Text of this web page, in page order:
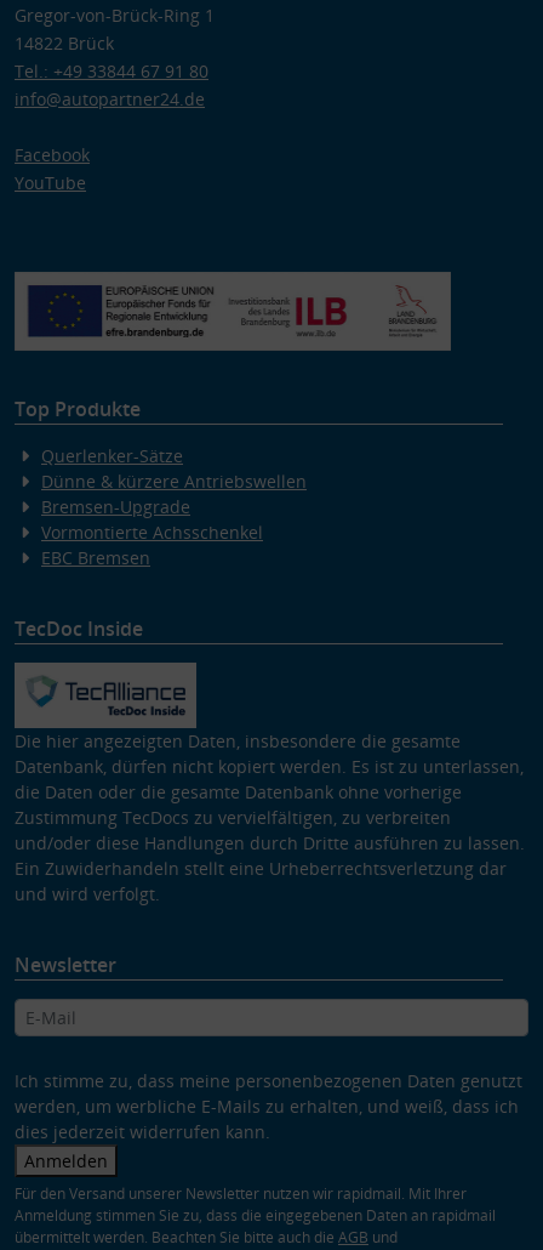
Gregor-von-Brück-Ring 1
14822 Brück
Tel.: +49 33844 67 91 80
info@autopartner24.de
Facebook
YouTube
Top Produkte
Querlenker-Sätze
Dünne & kürzere Antriebswellen
Bremsen-Upgrade
Vormontierte Achsschenkel
EBC Bremsen
TecDoc Inside
Die hier angezeigten Daten, insbesondere die gesamte
Datenbank, dürfen nicht kopiert werden. Es ist zu unterlassen,
die Daten oder die gesamte Datenbank ohne vorherige
Zustimmung TecDocs zu vervielfältigen, zu verbreiten
und/oder diese Handlungen durch Dritte ausführen zu lassen.
Ein Zuwiderhandeln stellt eine Urheberrechtsverletzung dar
und wird verfolgt.
Newsletter
Ich stimme zu, dass meine personenbezogenen Daten genutzt
werden, um werbliche E-Mails zu erhalten, und weiß, dass ich
dies jederzeit widerrufen kann.
Anmelden
Für den Versand unserer Newsletter nutzen wir rapidmail. Mit Ihrer
Anmeldung stimmen Sie zu, dass die eingegebenen Daten an rapidmail
übermittelt werden. Beachten Sie bitte auch die AGB und